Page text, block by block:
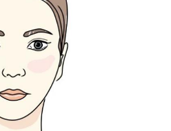
Ромбовидная форма